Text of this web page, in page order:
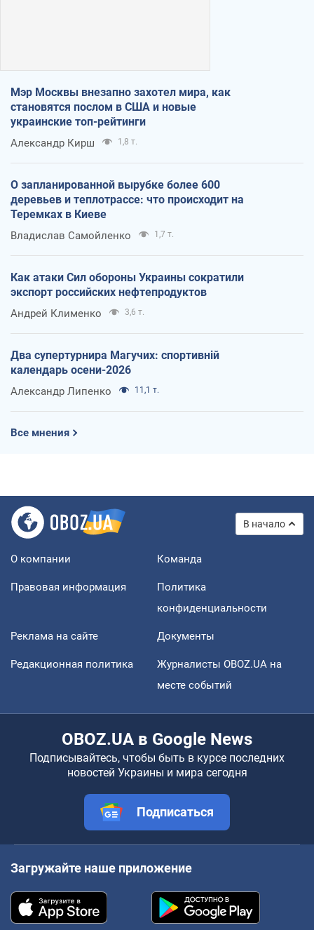
Мэр Москвы внезапно захотел мира, как
становятся послом в США и новые
украинские топ-рейтинги
Александр Кирш 1,8 т.
О запланированной вырубке более 600
деревьев и теплотрассе: что происходит на
Теремках в Киеве
Владислав Самойленко 1,7 т.
Как атаки Сил обороны Украины сократили
экспорт российских нефтепродуктов
Андрей Клименко 3,6 т.
Два супертурнира Магучих: спортивній
календарь осени-2026
Александр Липенко 11,1 т.
Все мнения
В начало
О компании Команда
Правовая информация
Политика
конфиденциальности
Реклама на сайте Документы
Редакционная политика
Журналисты OBOZ.UA на
месте событий
OBOZ.UA в Google News
Подписывайтесь, чтобы быть в курсе последних
новостей Украины и мира сегодня
Подписаться
Загружайте наше приложение